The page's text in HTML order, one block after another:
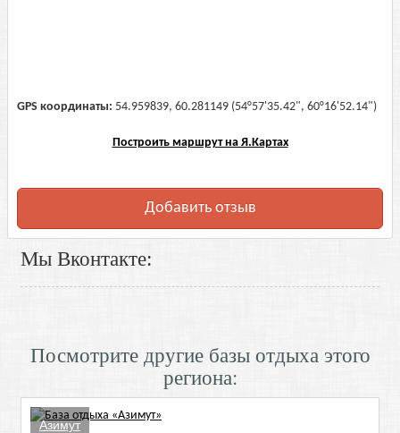
GPS координаты: 54.959839, 60.281149 (54°57'35.42", 60°16'52.14")
Построить маршрут на Я.Картах
Добавить отзыв
Мы Вконтакте:
Посмотрите другие базы отдыха этого
региона:
Азимут